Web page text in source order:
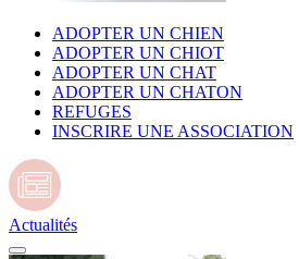
ADOPTER UN CHIEN
ADOPTER UN CHIOT
ADOPTER UN CHAT
ADOPTER UN CHATON
REFUGES
INSCRIRE UNE ASSOCIATION
Actualités